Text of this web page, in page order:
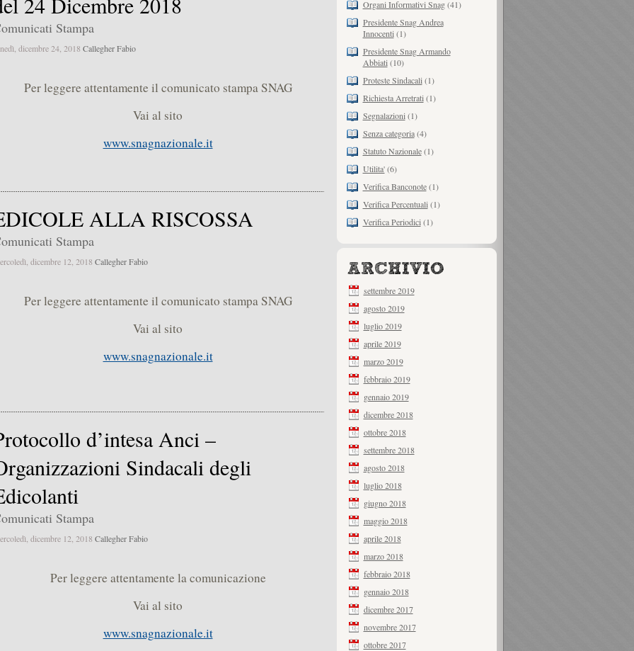
Organi Informativi Snag(41)
Presidente Snag Andrea
Innocenti (1)
Presidente Snag Armando
Abbiati (10)
Proteste Sindacali (1)
Richiesta Arretrati (1)
Segnalazioni (1)
Senza categoria(4)
Statuto Nazionale(1)
Utilita'(6)
Verifica Banconote(1)
Verifica Percentuali (1)
Verifica Periodici (1)
settembre 2019
agosto 2019
luglio 2019
aprile 2019
marzo 2019
febbraio 2019
gennaio 2019
dicembre 2018
ottobre 2018
settembre 2018
agosto 2018
luglio 2018
giugno 2018
maggio 2018
aprile 2018
marzo 2018
febbraio 2018
gennaio 2018
dicembre 2017
novembre 2017
ottobre 2017
Stampa
dicembre 24, 2018 Callegher Fabio
Per leggere attentamente il comunicato stampa SNAG
Vai al sito
www.snagnazionale.it
ALLA RISCOSSA
Stampa
dicembre 12, 2018 Callegher Fabio
Per leggere attentamente il comunicato stampa SNAG
Vai al sito
www.snagnazionale.it
d’intesa Anci –
Sindacali degli
Stampa
dicembre 12, 2018 Callegher Fabio
Per leggere attentamente la comunicazione
Vai al sito
www.snagnazionale.it